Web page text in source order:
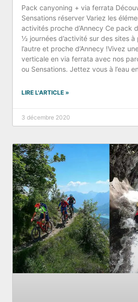
Pack canyoning + via ferrata
Sensations réserver Variez les
activités proche d’Annecy Ce pack
½ journées d’activité sur des sites à
l’autre et proche d’Annecy !Vivez
verticale en via ferrata avec nos
ou Sensations. Jettez vous à l’eau en
LIRE L'ARTICLE »
3 décembre 2020